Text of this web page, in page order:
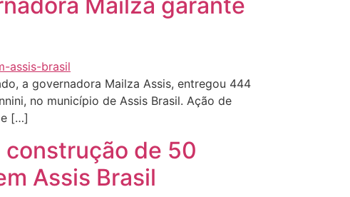
a governadora Mailza Assis, entregou 444
no município de Assis Brasil. Ação de
e […]
de 50
Assis Brasil